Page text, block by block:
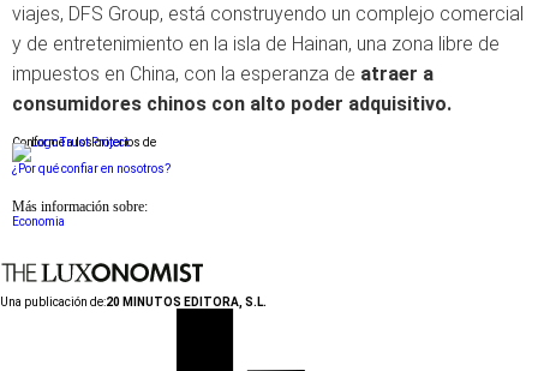
viajes, DFS Group, está construyendo un complejo comercial
y de entretenimiento en la isla de Hainan, una zona libre de
impuestos en China, con la esperanza de atraer a
consumidores chinos con alto poder adquisitivo.
Conforme a los criterios de
¿Por qué confiar en nosotros?
Más información sobre:
Economia
Una publicación de:20 MINUTOS EDITORA, S.L.